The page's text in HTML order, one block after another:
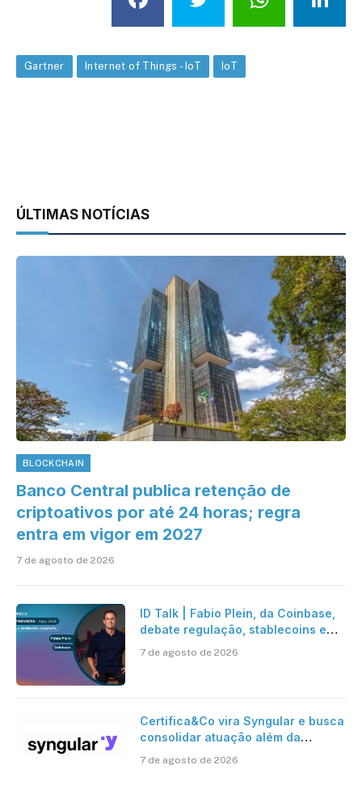
Gartner Internet of Things - IoT IoT
ÚLTIMAS NOTÍCIAS
BLOCKCHAIN
Banco Central publica retenção de
criptoativos por até 24 horas; regra
entra em vigor em 2027
7 de agosto de 2026
ID Talk | Fabio Plein, da Coinbase,
debate regulação, stablecoins e
risco onchain
7 de agosto de 2026
Certifica&Co vira Syngular e busca
consolidar atuação além da
7 de agosto de 2026